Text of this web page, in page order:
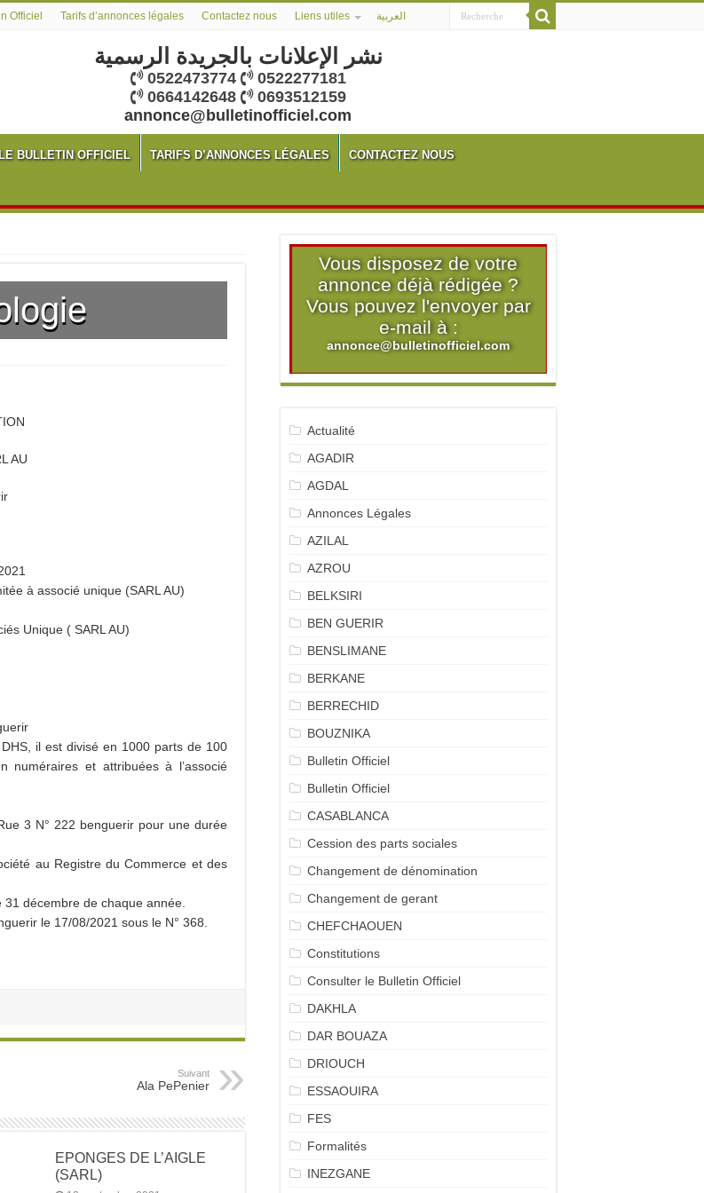
Officiel Tarifs d’annonces légales Contactez nous Liens utiles العربية
نشر الإعلانات بالجريدة الرسمية
0522473774
0522277181
0664142648
0693512159
annonce@bulletinofficiel.com
BULLETIN OFFICIEL TARIFS D’ANNONCES LÉGALES CONTACTEZ NOUS
AU
à associé unique (SARL AU)
Unique ( SARL AU)
il est divisé en 1000 parts de 100
numéraires et attribuées à l’associé
3 N° 222 benguerir pour une durée
au Registre du Commerce et des
décembre de chaque année.
le 17/08/2021 sous le N° 368.
Suivant
Ala PePenier
EPONGES DE L’AIGLE
(SARL)
Vous disposez de votre
annonce déjà rédigée ?
Vous pouvez l'envoyer par
e-mail à :
annonce@bulletinofficiel.com
Actualité
AGADIR
AGDAL
Annonces Légales
AZILAL
AZROU
BELKSIRI
BEN GUERIR
BENSLIMANE
BERKANE
BERRECHID
BOUZNIKA
Bulletin Officiel
Bulletin Officiel
CASABLANCA
Cession des parts sociales
Changement de dénomination
Changement de gerant
CHEFCHAOUEN
Constitutions
Consulter le Bulletin Officiel
DAKHLA
DAR BOUAZA
DRIOUCH
ESSAOUIRA
FES
Formalités
INEZGANE